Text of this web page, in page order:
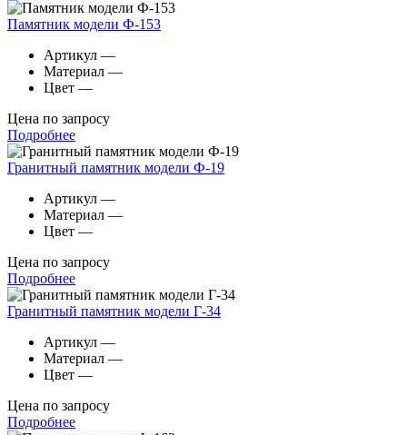
Памятник модели Ф-153
Артикул —
Материал —
Цвет —
Цена по запросу
Подробнее
Гранитный памятник модели Ф-19
Артикул —
Материал —
Цвет —
Цена по запросу
Подробнее
Гранитный памятник модели Г-34
Артикул —
Материал —
Цвет —
Цена по запросу
Подробнее